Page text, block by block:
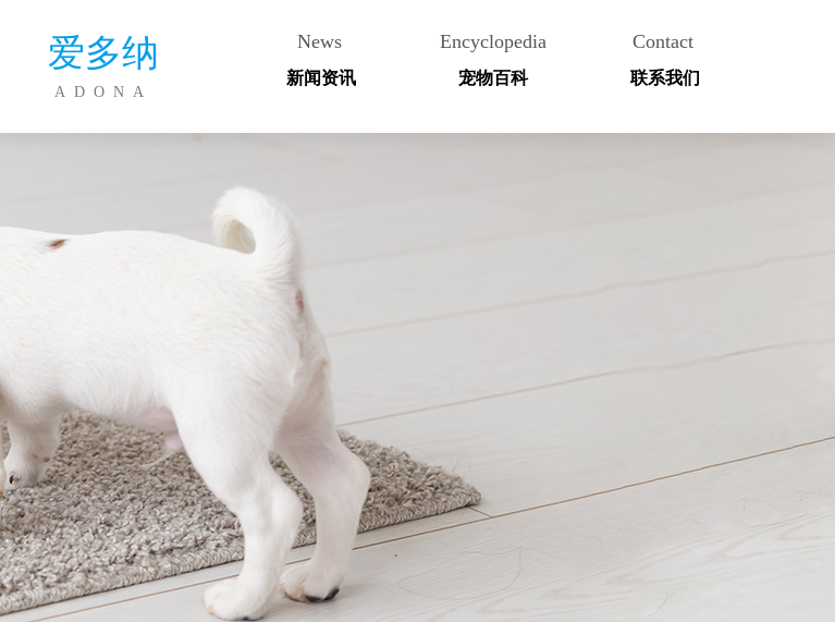
爱多纳
ADONA
新闻资讯 宠物百科 联系我们
News Encyclopedia Contact